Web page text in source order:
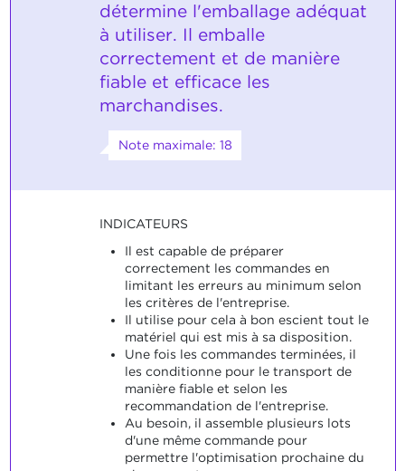
détermine l'emballage adéquat
à utiliser. Il emballe
correctement et de manière
fiable et efficace les
marchandises.
Note maximale: 18
INDICATEURS
Il est capable de préparer
correctement les commandes en
limitant les erreurs au minimum selon
les critères de l'entreprise.
Il utilise pour cela à bon escient tout le
matériel qui est mis à sa disposition.
Une fois les commandes terminées, il
les conditionne pour le transport de
manière fiable et selon les
recommandation de l'entreprise.
Au besoin, il assemble plusieurs lots
d'une même commande pour
permettre l'optimisation prochaine du